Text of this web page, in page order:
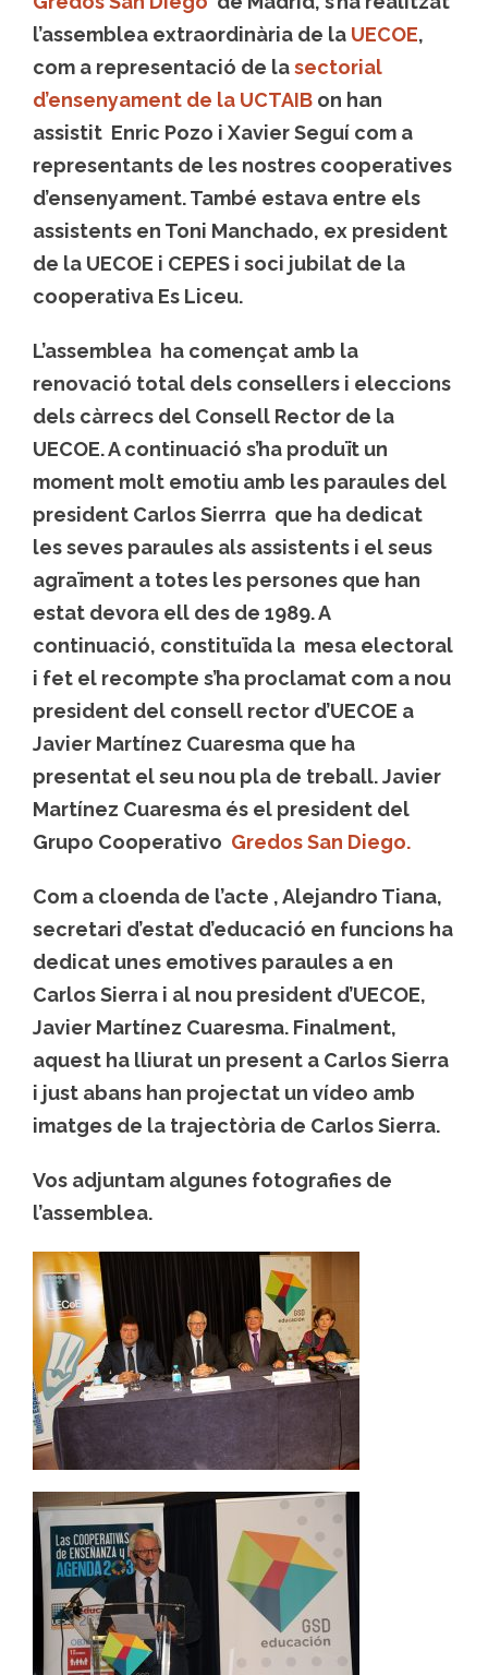
l’assemblea extraordinària de la UECOE,
com a representació de lasectorial
d’ensenyament de la UCTAIB on han
assistit Enric Pozo i Xavier Seguí com a
representants de les nostres cooperatives
d’ensenyament. També estava entre els
assistents en Toni Manchado, ex president
de la UECOE i CEPES i soci jubilat de la
cooperativa Es Liceu.
L’assemblea ha començat amb la
renovació total dels consellers i eleccions
dels càrrecs del Consell Rector de la
UECOE. A continuació s’ha produït un
moment molt emotiu amb les paraules del
president Carlos Sierrra que ha dedicat
les seves paraules als assistents i el seus
agraïment a totes les persones que han
estat devora ell des de 1989. A
continuació, constituïda la mesa electoral
i fet el recompte s’ha proclamat com a nou
president del consell rector d’UECOE a
Javier Martínez Cuaresma que ha
presentat el seu nou pla de treball. Javier
Martínez Cuaresma és el president del
Grupo Cooperativo Gredos San Diego.
Com a cloenda de l’acte , Alejandro Tiana,
secretari d’estat d’educació en funcions ha
dedicat unes emotives paraules a en
Carlos Sierra i al nou president d’UECOE,
Javier Martínez Cuaresma. Finalment,
aquest ha lliurat un present a Carlos Sierra
i just abans han projectat un vídeo amb
imatges de la trajectòria de Carlos Sierra.
Vos adjuntam algunes fotografies de
l’assemblea.